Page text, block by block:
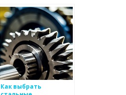
использовании
металлоизделий
Как выбрать